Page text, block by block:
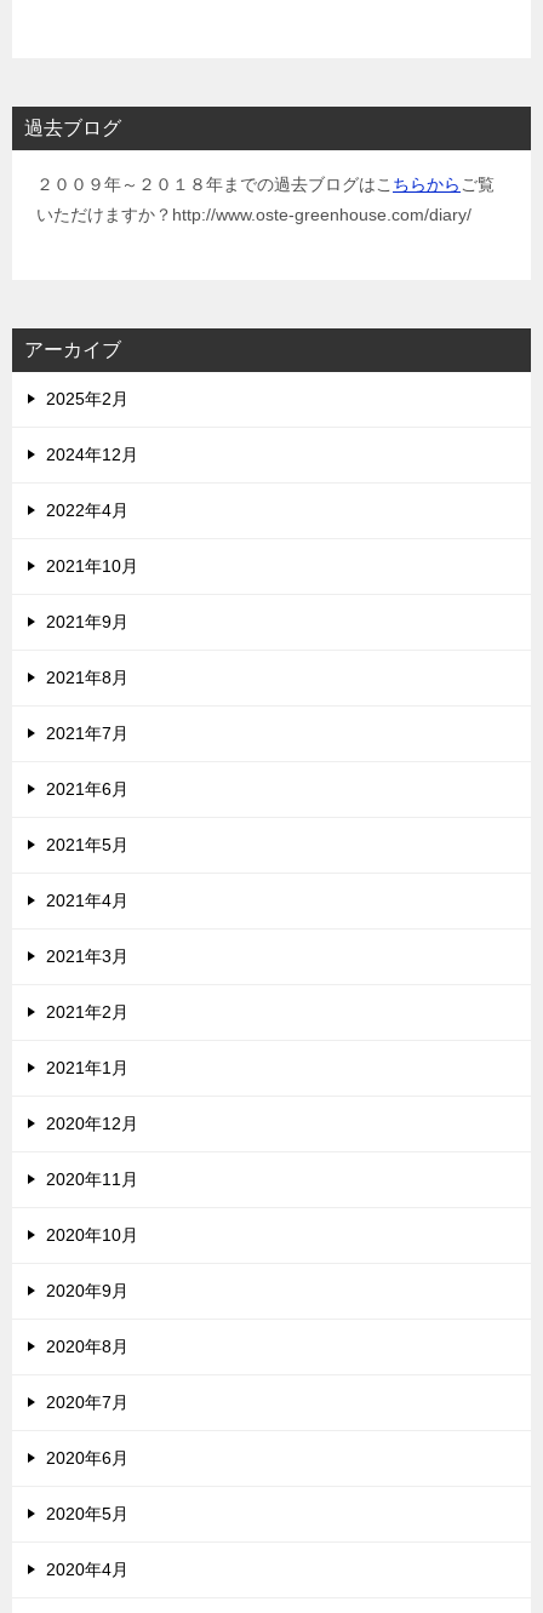
過去ブログ
２００９年～２０１８年までの過去ブログはこ ちらから ご覧
いただけますか？http://www.oste-greenhouse.com/diary/
アーカイブ
2025年2月
2024年12月
2022年4月
2021年10月
2021年9月
2021年8月
2021年7月
2021年6月
2021年5月
2021年4月
2021年3月
2021年2月
2021年1月
2020年12月
2020年11月
2020年10月
2020年9月
2020年8月
2020年7月
2020年6月
2020年5月
2020年4月